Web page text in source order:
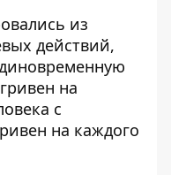
из
действий,
на
с
на каждого